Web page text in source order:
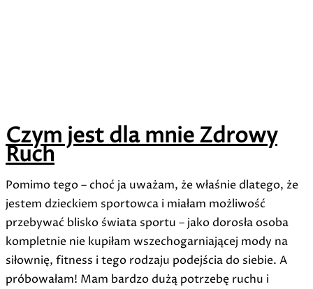
Czym jest dla mnie Zdrowy
Ruch
Pomimo tego – choć ja uważam, że właśnie dlatego, że
jestem dzieckiem sportowca i miałam możliwość
przebywać blisko świata sportu – jako dorosła osoba
kompletnie nie kupiłam wszechogarniającej mody na
siłownię, fitness i tego rodzaju podejścia do siebie. A
próbowałam! Mam bardzo dużą potrzebę ruchu i